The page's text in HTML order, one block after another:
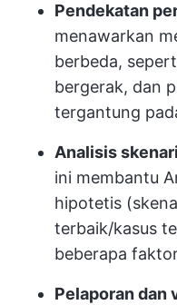
Pendekatan
menawarkan
berbeda,
bergerak, dan
tergantung
Analisis
ini membantu
hipotetis
terbaik/kasus
beberapa
Pelaporan dan